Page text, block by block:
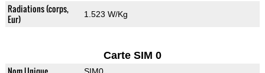
Radiations (corps,
Eur)
1.523 W/Kg
Carte SIM 0